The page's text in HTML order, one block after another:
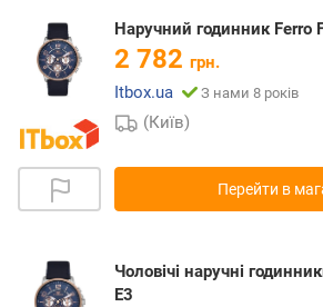
Наручний годинник Ferro
2 782 грн.
Itbox.ua
З нами 8 років
(Київ)
Перейти в
Чоловічі наручні
E3